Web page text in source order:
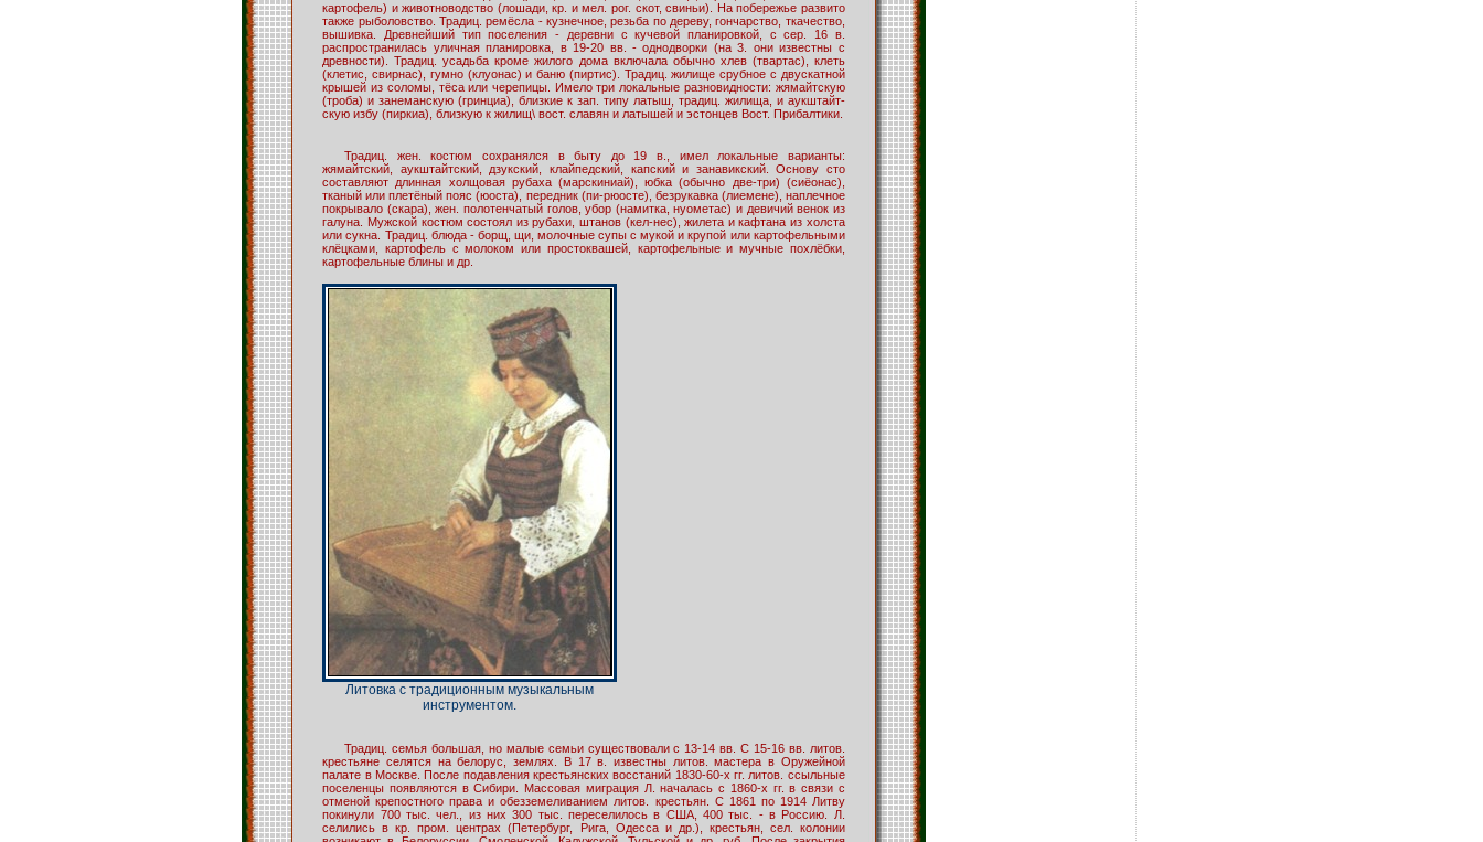
картофель) и животноводство (лошади, кр. и мел. рог. скот, свиньи). На побережье развито
также рыболовство. Традиц. ремёсла - кузнечное, резьба по дереву, гончарство, ткачество,
вышивка. Древнейший тип поселения - деревни с кучевой планировкой, с сер. 16 в.
распространилась уличная планировка, в 19-20 вв. - однодворки (на 3. они известны с
древности). Традиц. усадьба кроме жилого дома включала обычно хлев (твартас), клеть
(клетис, свирнас), гумно (клуонас) и баню (пиртис). Традиц. жилище срубное с двускатной
крышей из соломы, тёса или черепицы. Имело три локальные разновидности: жямайтскую
(троба) и занеманскую (гринциа), близкие к зап. типу латыш, традиц. жилища, и аукштайт-
скую избу (пиркиа), близкую к жилищ\ вост. славян и латышей и эстонцев Вост. Прибалтики.
Традиц. жен. костюм сохранялся в быту до 19 в., имел локальные варианты:
жямайтский, аукштайтский, дзукский, клайпедский, капский и занавикский. Основу сто
составляют длинная холщовая рубаха (марскиниай), юбка (обычно две-три) (сиёонас),
тканый или плетёный пояс (юоста), передник (пи-рюосте), безрукавка (лиемене), наплечное
покрывало (скара), жен. полотенчатый голов, убор (намитка, нуометас) и девичий венок из
галуна. Мужской костюм состоял из рубахи, штанов (кел-нес), жилета и кафтана из холста
или сукна. Традиц. блюда - борщ, щи, молочные супы с мукой и крупой или картофельными
клёцками, картофель с молоком или простоквашей, картофельные и мучные похлёбки,
картофельные блины и др.
Литовка с традиционным музыкальным
инструментом.
Традиц. семья большая, но малые семьи существовали с 13-14 вв. С 15-16 вв. литов.
крестьяне селятся на белорус, землях. В 17 в. известны литов. мастера в Оружейной
палате в Москве. После подавления крестьянских восстаний 1830-60-х гг. литов. ссыльные
поселенцы появляются в Сибири. Массовая миграция Л. началась с 1860-х гг. в связи с
отменой крепостного права и обезземеливанием литов. крестьян. С 1861 по 1914 Литву
покинули 700 тыс. чел., из них 300 тыс. переселилось в США, 400 тыс. - в Россию. Л.
селились в кр. пром. центрах (Петербург, Рига, Одесса и др.), крестьян, сел. колонии